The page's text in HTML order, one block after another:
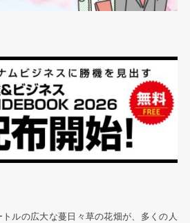
トルの広大な蔓日々草の花畑が、多くの人